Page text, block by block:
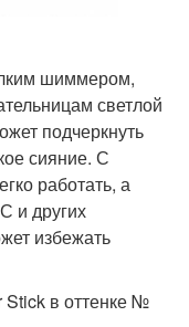
шиммером,
светлой
подчеркнуть
сияние. С
работать, а
и других
избежать
Stick в оттенке №